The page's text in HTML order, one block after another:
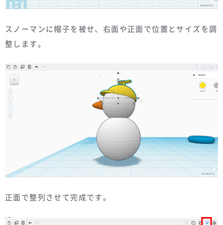
スノーマンに帽子を被せ、右面や正面で位置とサイズを調
整します。
正面で整列させて完成です。